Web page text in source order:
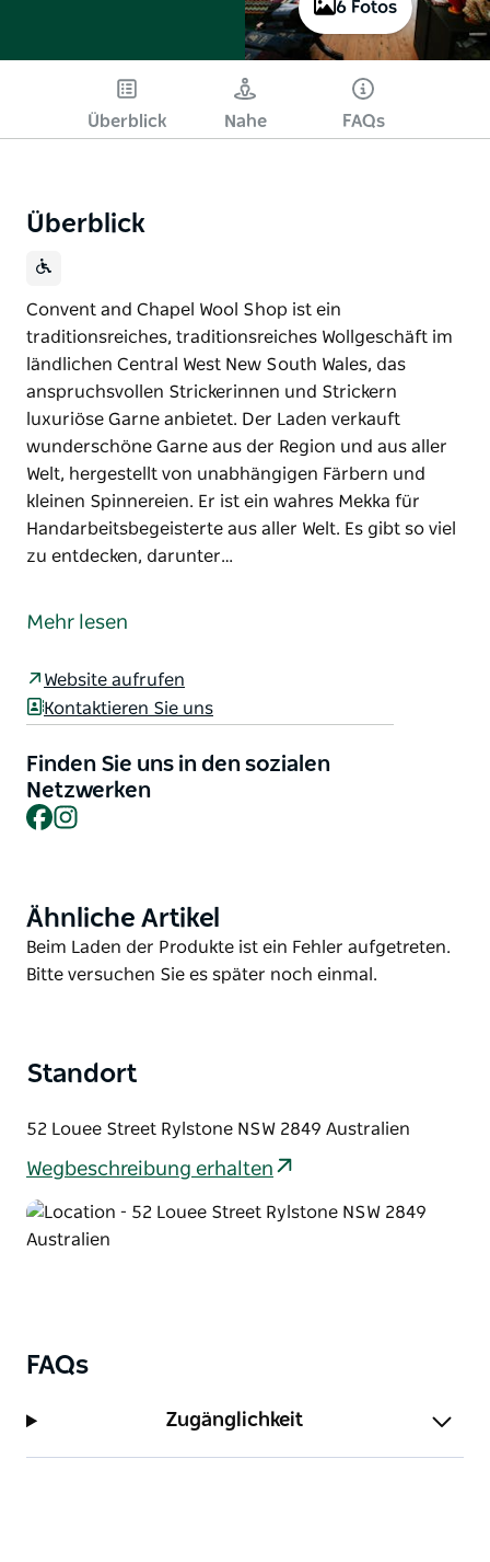
6 Fotos
Überblick Nahe FAQs
Überblick
Convent and Chapel Wool Shop ist ein
traditionsreiches, traditionsreiches Wollgeschäft im
ländlichen Central West New South Wales, das
anspruchsvollen Strickerinnen und Strickern
luxuriöse Garne anbietet. Der Laden verkauft
wunderschöne Garne aus der Region und aus aller
Welt, hergestellt von unabhängigen Färbern und
kleinen Spinnereien. Er ist ein wahres Mekka für
Handarbeitsbegeisterte aus aller Welt. Es gibt so viel
zu entdecken, darunter…
traditionsreiches, traditionsreiches Wollgeschäft im
luxuriöse Garne anbietet.
Region und aus aller Welt, hergestellt von
unabhängigen Färbern und kleinen Spinnereien. Er
ist ein wahres Mekka für Handarbeitsbegeisterte aus
Strickerinnen und Strickern werden ausgestellt und
Mehr lesen
Website aufrufen
Kontaktieren Sie uns
Finden Sie uns in den sozialen
Netzwerken
Facebook
Product
List
Ähnliche Artikel
Product
List
Beim Laden der Produkte ist ein Fehler aufgetreten.
Bitte versuchen Sie es später noch einmal.
Standort
52 Louee Street Rylstone NSW 2849 Australien
Wegbeschreibung erhalten
FAQs
Zugänglichkeit